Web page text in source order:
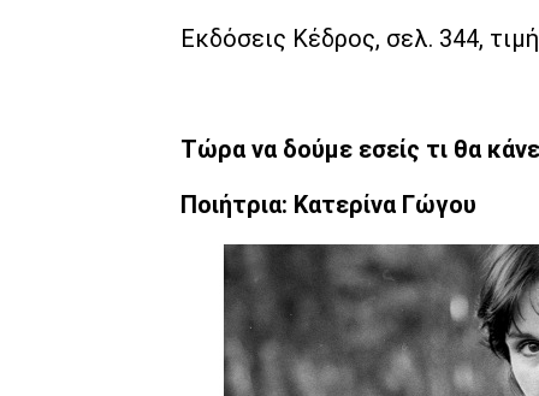
Εκδόσεις Κέδρος, σελ. 344,
Τώρα να δούμε εσείς τι θα
Ποιήτρια: Κατερίνα Γώγου